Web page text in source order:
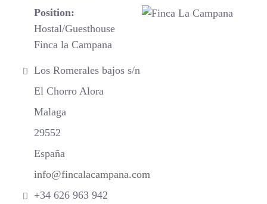
Position:
Hostal/Guesthouse
Finca la Campana
Adresse:
Los Romerales bajos s/n
El Chorro Alora
Malaga
29552
España
E-Mail:
info@fincalacampana.com
Telefon:
+34 626 963 942